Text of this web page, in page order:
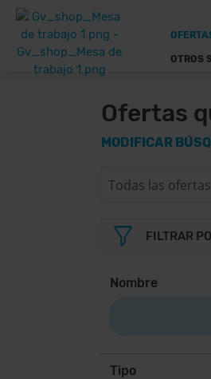
OTROS
Ofertas
MODIFICAR
FILTRAR
Nombre
Tipo